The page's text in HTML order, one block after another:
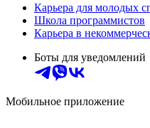
Карьера для молодых
Школа программистов
Карьера в
Боты для уведомлений
Мобильное приложение